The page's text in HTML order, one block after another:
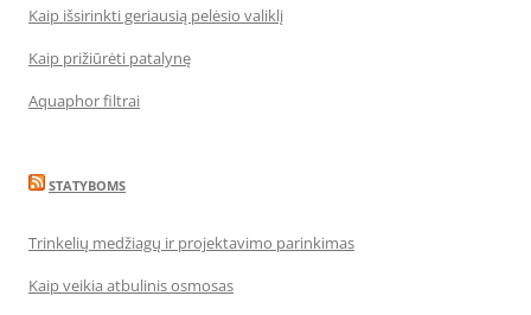
Kaip išsirinkti geriausią pelėsio valiklį
Kaip prižiūrėti patalynę
Aquaphor filtrai
STATYBOMS
Trinkelių medžiagų ir projektavimo parinkimas
Kaip veikia atbulinis osmosas